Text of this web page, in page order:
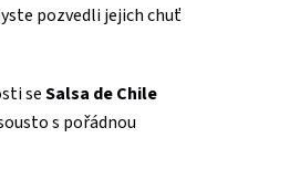
pozvedli jejich chuť
seSalsa de Chile
s pořádnou